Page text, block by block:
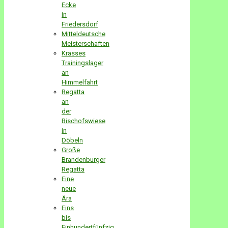
Ecke
in
Friedersdorf
Mitteldeutsche
Meisterschaften
Krasses
Trainingslager
an
Himmelfahrt
Regatta
an
der
Bischofswiese
in
Döbeln
Große
Brandenburger
Regatta
Eine
neue
Ära
Eins
bis